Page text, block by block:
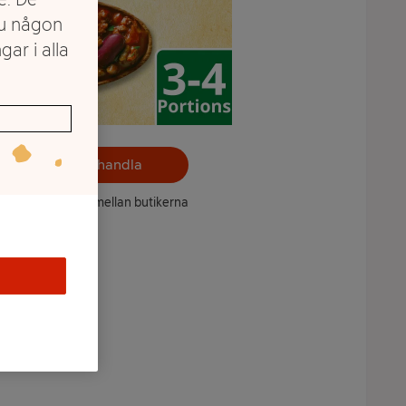
Välj butik och handla
kan variera mellan butikerna
någon
i alla